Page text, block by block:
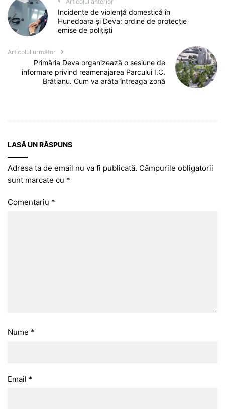
Incidente de violență domestică în
Hunedoara și Deva: ordine de protecție
emise de polițiști
Articolul următor
Primăria Deva organizează o sesiune de
informare privind reamenajarea Parcului I.C.
Brătianu. Cum va arăta întreaga zonă
LASĂ UN RĂSPUNS
Adresa ta de email nu va fi publicată. Câmpurile obligatorii
sunt marcate cu *
Comentariu *
Nume *
Email *